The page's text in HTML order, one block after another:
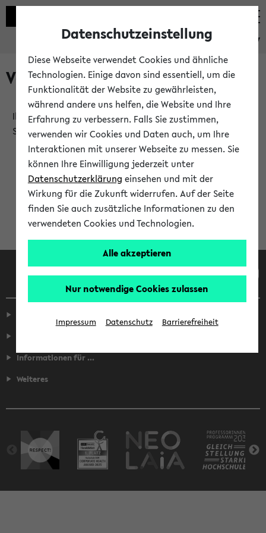
eKVV
Verlauf
Ihr Verlauf ist leer. Er wird sich im Verlauf Ihrer eKVV
Sitzung füllen.
Informationen für ...
Weiteres
Datenschutzeinstellung
Diese Webseite verwendet Cookies und ähnliche
Technologien. Einige davon sind essentiell, um die
Funktionalität der Website zu gewährleisten,
während andere uns helfen, die Website und Ihre
Erfahrung zu verbessern. Falls Sie zustimmen,
verwenden wir Cookies und Daten auch, um Ihre
Interaktionen mit unserer Webseite zu messen. Sie
können Ihre Einwilligung jederzeit unter
Datenschutzerklärung einsehen und mit der
Wirkung für die Zukunft widerrufen. Auf der Seite
finden Sie auch zusätzliche Informationen zu den
verwendeten Cookies und Technologien.
Alle akzeptieren
Nur notwendige Cookies zulassen
Impressum Datenschutz Barrierefreiheit